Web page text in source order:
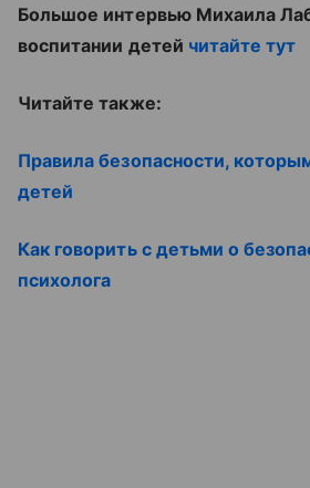
Большое интервью Михаила
воспитании детей читайте тут
Читайте также:
Правила безопасности,
детей
Как говорить с детьми о
психолога